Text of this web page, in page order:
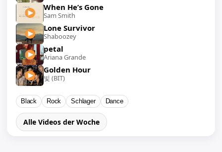
When He’s Gone
Sam Smith
Lone Survivor
Shaboozey
petal
Ariana Grande
Golden Hour
빛 (BIT)
Black Rock Schlager Dance
Alle Videos der Woche